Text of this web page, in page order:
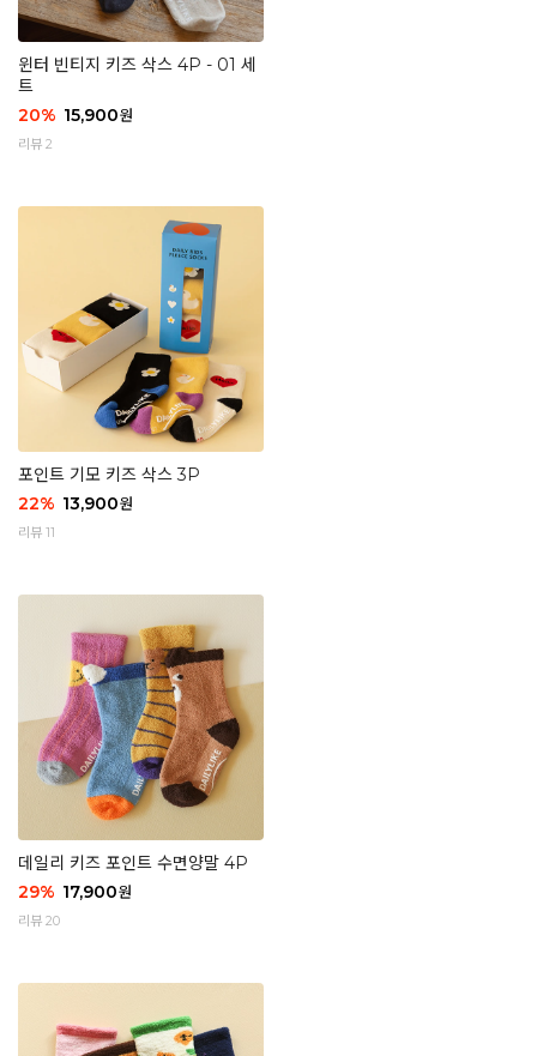
윈터 빈티지 키즈 삭스 4P - 01 세
트
20% 15,900원
리뷰 2
포인트 기모 키즈 삭스 3P
22% 13,900원
리뷰 11
데일리 키즈 포인트 수면양말 4P
29% 17,900원
리뷰 20